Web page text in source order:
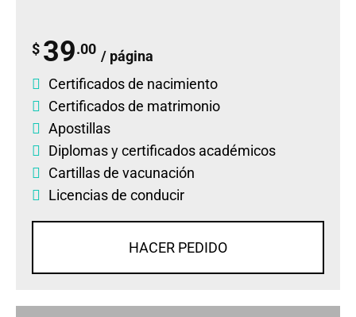
$ 39.00 / página
Certificados de nacimiento
Certificados de matrimonio
Apostillas
Diplomasycertificados académicos
Cartillas de vacunación
Licencias de conducir
HACER PEDIDO